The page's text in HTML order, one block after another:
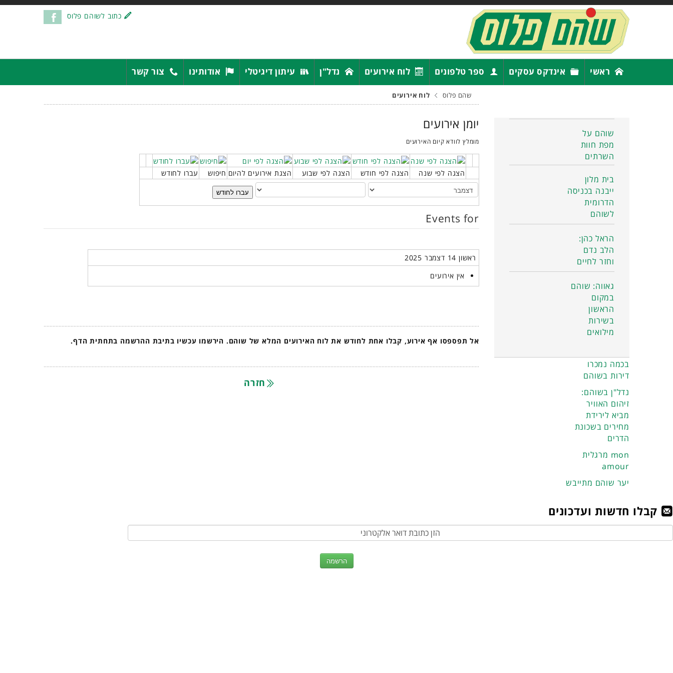
כתוב לשוהם פלוס
ראשי אינדקס עסקים ספר טלפונים לוח אירועים נדל"ן עיתון דיגיטלי אודותינו צור קשר
שהם פלוס לוח אירועים
יומן אירועים
מומלץ לוודא קיום האירועים
הצגה לפי שנה הצגה לפי חודש הצגה לפי שבוע הצגת אירועים להיום חיפוש
עברו לחודש
עברו לחודש
Events for
ראשון 14 דצמבר 2025
אין אירועים
אל תפספסו אף אירוע, קבלו אחת לחודש את לוח האירועים המלא של שוהם. הירשמו עכשיו בתיבת ההרשמה בתחתית הדף.
חזרה
שוהם על
מפת חוות
השרתים
בית מלון
ייבנה בכניסה
הדרומית
לשוהם
הראל כהן:
הלב נדם
וחזר לחיים
גאווה: שוהם
במקום
הראשון
בשירות
מילואים
בכמה נמכרו
דירות בשוהם
נדל"ן בשוהם:
זיהום האוויר
מביא לירידת
מחירים בשכונת
הדרים
מרגלית mon
amour
יער שוהם מתייבש
קבלו חדשות ועדכונים